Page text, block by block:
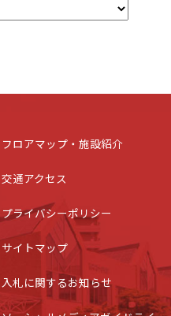
フロアマップ・施設紹介
交通アクセス
プライバシーポリシー
サイトマップ
入札に関するお知らせ